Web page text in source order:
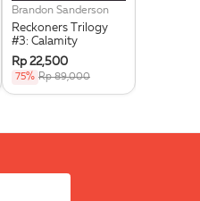
Brandon Sanderson
Reckoners Trilogy
#3: Calamity
Rp 22,500
75% Rp 89,000